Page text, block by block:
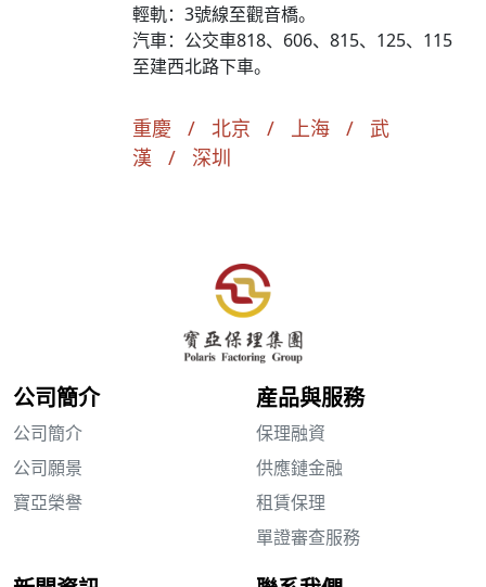
輕軌：3號線至觀音橋。
汽車：公交車818、606、815、125、115
至建西北路下車。
重慶 / 北京 / 上海 / 武
漢 / 深圳
公司簡介
公司簡介
公司願景
寶亞榮譽
産品與服務
保理融資
供應鏈金融
租賃保理
單證審查服務